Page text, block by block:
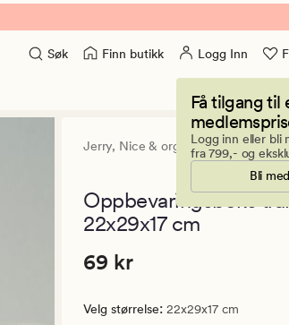
Søk Finn butikk Logg Inn
Få tilgang til
Logg inn eller bli
fra 799,- og
Bli
Jerry, Nice & organized
Oppbevaringsboks
22x29x17 cm
Pris
Vanlig
Pris 69 kr
69 kr
Velg størrelse: 22x29x17 cm